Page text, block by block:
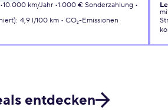
10.000 km/Jahr 1.000 € Sonderzahlung
: 4,9 l/100 km
CO₂-Emissionen
entdecken